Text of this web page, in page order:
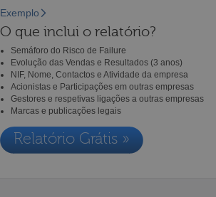
Exemplo
O que inclui o relatório?
Semáforo do Risco de Failure
Evolução das Vendas e Resultados (3 anos)
NIF, Nome, Contactos e Atividade da empresa
Acionistas e Participações em outras empresas
Gestores e respetivas ligações a outras empresas
Marcas e publicações legais
Relatório Grátis »